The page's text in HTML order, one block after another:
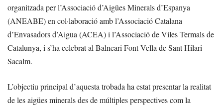
organitzada per l’Associació d’Aigües Minerals d’Espanya
(ANEABE) en col·laboració amb l’Associació Catalana
d’Envasadors d’Aigua (ACEA) i l’Associació de Viles Termals de
Catalunya, i s’ha celebrat al Balneari Font Vella de Sant Hilari
Sacalm.
L’objectiu principal d’aquesta trobada ha estat presentar la realitat
de les aigües minerals des de múltiples perspectives com la